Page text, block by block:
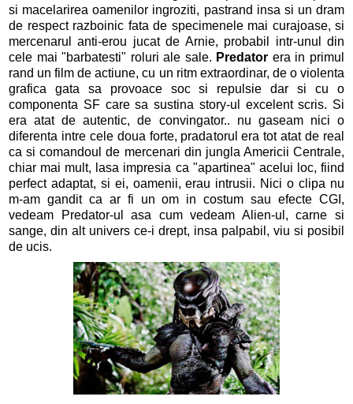
si macelarirea oamenilor ingroziti, pastrand insa si un dram
de respect razboinic fata de specimenele mai curajoase, si
mercenarul anti-erou jucat de Arnie, probabil intr-unul din
cele mai "barbatesti" roluri ale sale. Predator era in primul
rand un film de actiune, cu un ritm extraordinar, de o violenta
grafica gata sa provoace soc si repulsie dar si cu o
componenta SF care sa sustina story-ul excelent scris. Si
era atat de autentic, de convingator.. nu gaseam nici o
diferenta intre cele doua forte, pradatorul era tot atat de real
ca si comandoul de mercenari din jungla Americii Centrale,
chiar mai mult, lasa impresia ca "apartinea" acelui loc, fiind
perfect adaptat, si ei, oamenii, erau intrusii. Nici o clipa nu
m-am gandit ca ar fi un om in costum sau efecte CGI,
vedeam Predator-ul asa cum vedeam Alien-ul, carne si
sange, din alt univers ce-i drept, insa palpabil, viu si posibil
de ucis.